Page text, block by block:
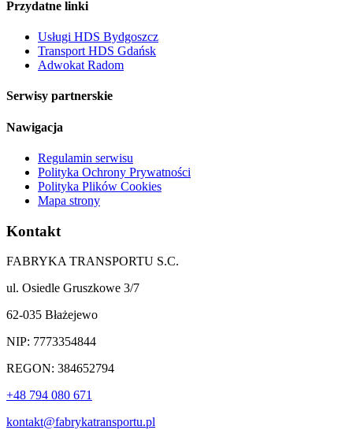
Przydatne linki
Usługi HDS Bydgoszcz
Transport HDS Gdańsk
Adwokat Radom
Serwisy partnerskie
Nawigacja
Regulamin serwisu
Polityka Ochrony Prywatności
Polityka Plików Cookies
Mapa strony
Kontakt
FABRYKA TRANSPORTU S.C.
ul. Osiedle Gruszkowe 3/7
62-035 Błażejewo
NIP: 7773354844
REGON: 384652794
+48 794 080 671
kontakt@fabrykatransportu.pl